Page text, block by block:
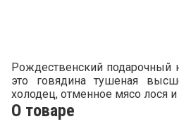
Рождественский
это говядина тушеная
холодец, отменное мясо лося
О товаре